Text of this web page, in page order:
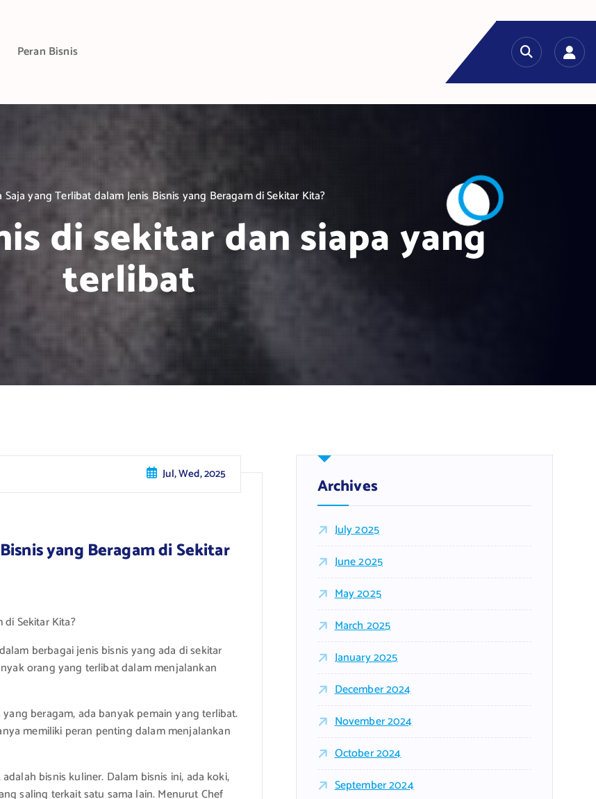
Peran Bisnis
Saja yang Terlibat dalam Jenis Bisnis yang Beragam di Sekitar Kita?
di sekitar dan siapa yang
terlibat
Jul, Wed, 2025
yang Beragam di Sekitar
di Sekitar Kita?
berbagai jenis bisnis yang ada di sekitar
orang yang terlibat dalam menjalankan
beragam, ada banyak pemain yang terlibat.
memiliki peran penting dalam menjalankan
bisnis kuliner. Dalam bisnis ini, ada koki,
saling terkait satu sama lain. Menurut Chef
Archives
July 2025
June 2025
May 2025
March 2025
January 2025
December 2024
November 2024
October 2024
September 2024